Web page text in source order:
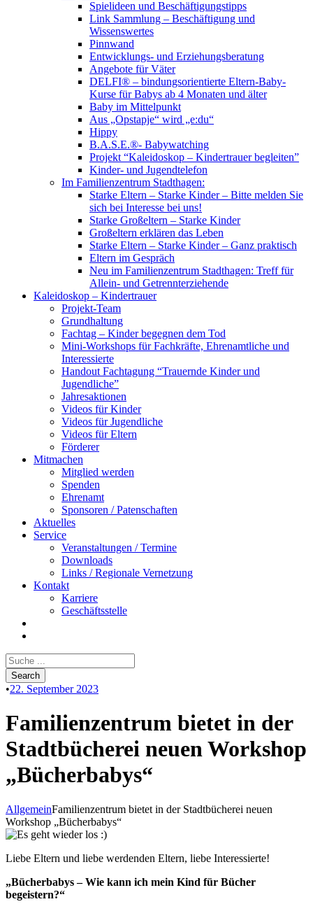
Spielideen und Beschäftigungstipps
Link Sammlung – Beschäftigung und
Wissenswertes
Pinnwand
Entwicklungs- und Erziehungsberatung
Angebote für Väter
DELFI® – bindungsorientierte Eltern-Baby-
Kurse für Babys ab 4 Monaten und älter
Baby im Mittelpunkt
Aus „Opstapje“ wird „e:du“
Hippy
B.A.S.E.®- Babywatching
Projekt “Kaleidoskop – Kindertrauer begleiten”
Kinder- und Jugendtelefon
Im Familienzentrum Stadthagen:
Starke Eltern – Starke Kinder – Bitte melden Sie
sich bei Interesse bei uns!
Starke Großeltern – Starke Kinder
Großeltern erklären das Leben
Starke Eltern – Starke Kinder – Ganz praktisch
Eltern im Gespräch
Neu im Familienzentrum Stadthagen: Treff für
Allein- und Getrennterziehende
Kaleidoskop – Kindertrauer
Projekt-Team
Grundhaltung
Fachtag – Kinder begegnen dem Tod
Mini-Workshops für Fachkräfte, Ehrenamtliche und
Interessierte
Handout Fachtagung “Trauernde Kinder und
Jugendliche”
Jahresaktionen
Videos für Kinder
Videos für Jugendliche
Videos für Eltern
Förderer
Mitmachen
Mitglied werden
Spenden
Ehrenamt
Sponsoren / Patenschaften
Aktuelles
Service
Veranstaltungen / Termine
Downloads
Links / Regionale Vernetzung
Kontakt
Karriere
Geschäftsstelle
•22. September 2023
Familienzentrum bietet in der
Stadtbücherei neuen Workshop
„Bücherbabys“
AllgemeinFamilienzentrum bietet in der Stadtbücherei neuen
Workshop „Bücherbabys“
Liebe Eltern und liebe werdenden Eltern, liebe Interessierte!
„Bücherbabys – Wie kann ich mein Kind für Bücher
begeistern?“